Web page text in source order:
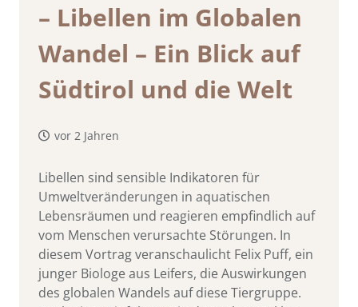
– Libellen im Globalen
Wandel – Ein Blick auf
Südtirol und die Welt
vor 2 Jahren
Libellen sind sensible Indikatoren für
Umweltveränderungen in aquatischen
Lebensräumen und reagieren empfindlich auf
vom Menschen verursachte Störungen. In
diesem Vortrag veranschaulicht Felix Puff, ein
junger Biologe aus Leifers, die Auswirkungen
des globalen Wandels auf diese Tiergruppe.